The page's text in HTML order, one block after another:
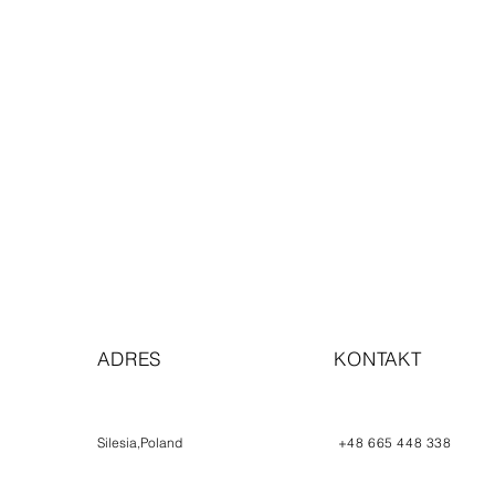
ADRES KONTAKT
Silesia,Poland +48 665 448 338